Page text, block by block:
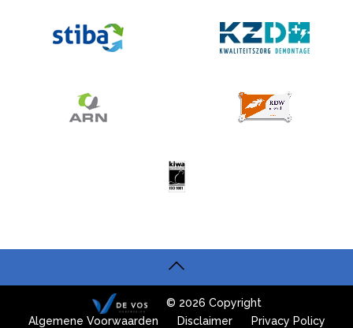
© 2026 Copyright
Algemene Voorwaarden
Disclaimer Privacy Policy